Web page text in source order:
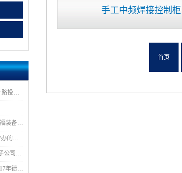
央视二套财经频道-一带一路投资指南报道我司董事长和捷福装备（武汉）股份有限公司
主流媒体长江日报报道捷福装备（武汉）有限公司上央视2套财经栏目“一带一路栏目”
热烈庆祝欧亚集团 ——举办的《汽车白车身智能制造技术论坛》顺利召开
2015年10月8日 设立控股子公司武汉捷福鹰汽车装备有限公司决议公告
热烈祝贺捷福装备参加2017年德国埃森展取得圆满成功
手工中频焊接控制柜
首页